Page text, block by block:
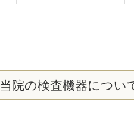
当院の検査機器につい